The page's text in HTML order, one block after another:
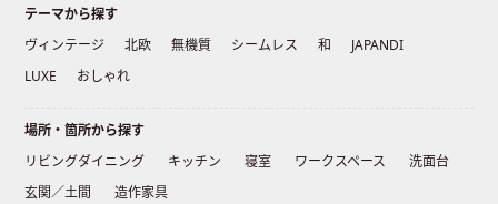
テーマから探す
ヴィンテージ
北欧 無機質 シームレス 和
JAPANDI
LUXE
おしゃれ
場所・箇所から探す
リビングダイニング
キッチン 寝室 ワークスペース
洗面台
玄関／土間
造作家具